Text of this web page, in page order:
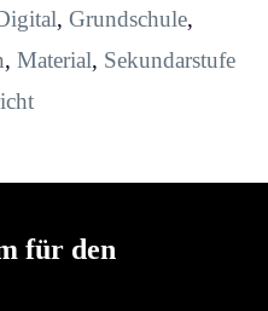
,Grundschule,
, Material, Sekundarstufe
für den